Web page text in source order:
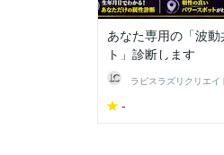
あなた専用の「波動
ト」診断します
ラピスラズリクリエイ
-